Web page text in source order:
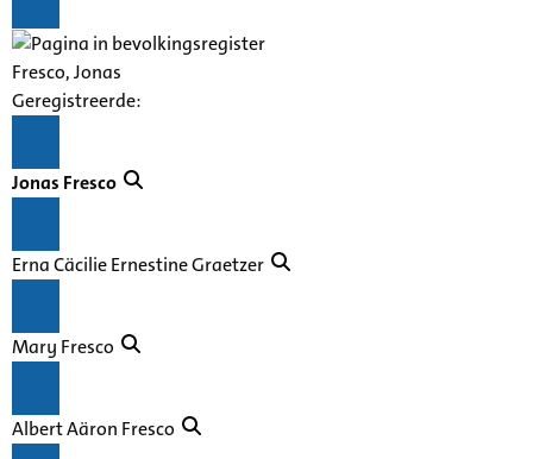
Fresco, Jonas
Geregistreerde:
Jonas Fresco
Erna Cäcilie Ernestine Graetzer
Mary Fresco
AlbertAäron Fresco